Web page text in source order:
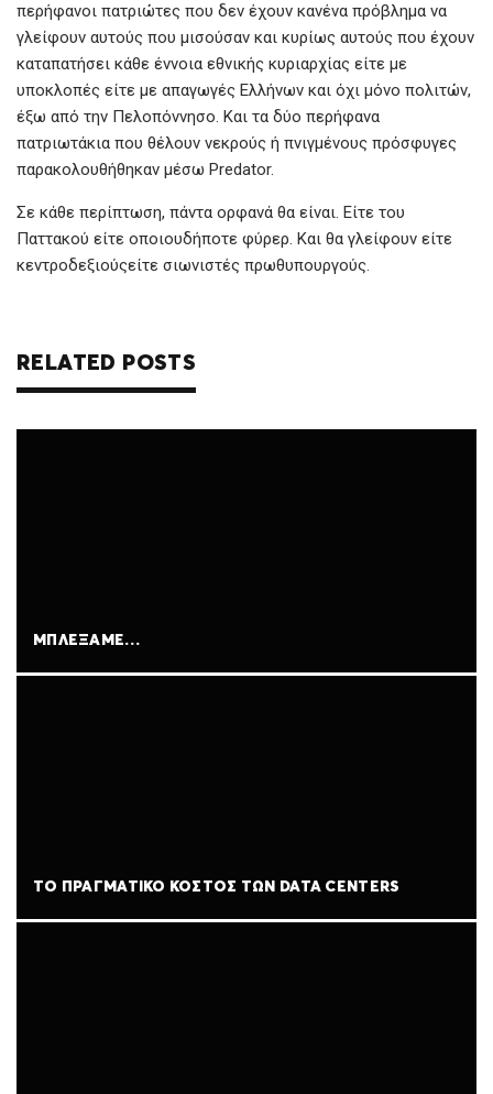
περήφανοι πατριώτες που δεν έχουν κανένα πρόβλημα να
γλείφουν αυτούς που μισούσαν και κυρίως αυτούς που έχουν
καταπατήσει κάθε έννοια εθνικής κυριαρχίας είτε με
υποκλοπές είτε με απαγωγές Ελλήνων και όχι μόνο πολιτών,
έξω από την Πελοπόννησο. Και τα δύο περήφανα
πατριωτάκια που θέλουν νεκρούς ή πνιγμένους πρόσφυγες
παρακολουθήθηκαν μέσω Predator.
Σε κάθε περίπτωση, πάντα ορφανά θα είναι. Είτε του
Παττακού είτε οποιουδήποτε φύρερ. Και θα γλείφουν είτε
κεντροδεξιούςείτε σιωνιστές πρωθυπουργούς.
RELATED POSTS
ΜΠΛΈΞΑΜΕ…
ΤΟ ΠΡΑΓΜΑΤΙΚΌ ΚΌΣΤΟΣ ΤΩΝ DATA CENTERS